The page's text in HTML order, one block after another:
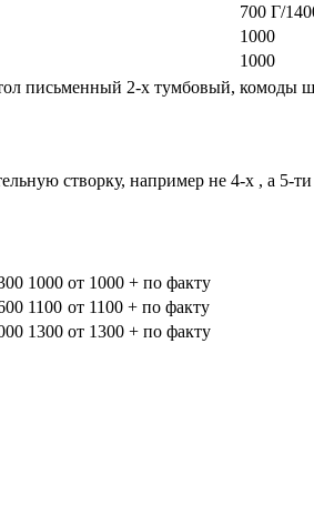
700 Г/
1000
1000
письменный 2-х тумбовый, комоды
створку, например не 4-х , а 5-ти
1000 от 1000 + по факту
1100 от 1100 + по факту
1300 от 1300 + по факту